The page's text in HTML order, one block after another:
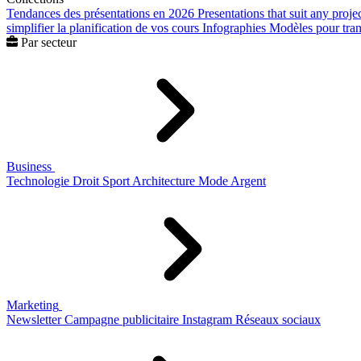
Tendances des présentations en 2026 Presentations that suit any
simplifier la planification de vos cours Infographies Modèles pour
Par secteur
Business
Technologie Droit Sport Architecture Mode Argent
Marketing
Newsletter Campagne publicitaire Instagram Réseaux sociaux